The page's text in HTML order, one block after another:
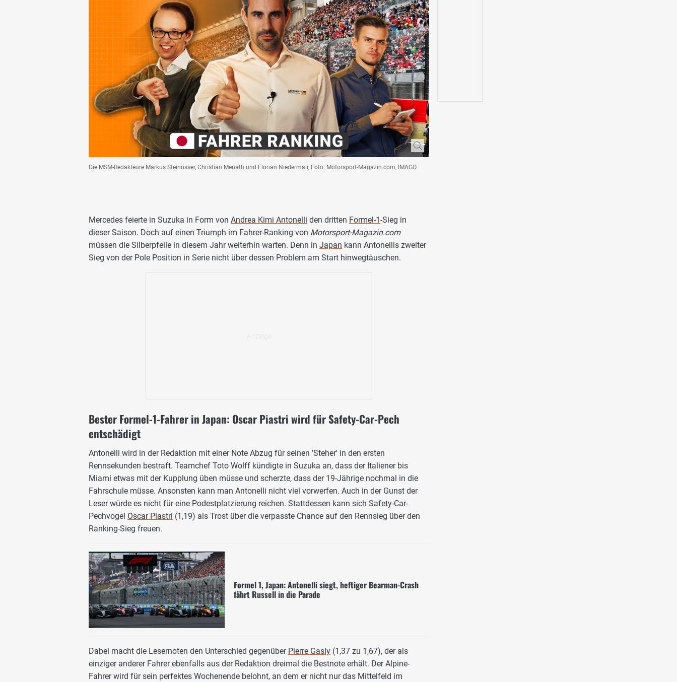
Die MSM-Redakteure Markus Steinrisser, Christian Menath und Florian Niedermair, Foto: Motorsport-Magazin.com, IMAGO
Mercedes feierte in Suzuka in Form von Andrea Kimi Antonelli den dritten Formel-1-Sieg in
dieser Saison. Doch auf einen Triumph im Fahrer-Ranking von Motorsport-Magazin.com
müssen die Silberpfeile in diesem Jahr weiterhin warten. Denn in Japan kann Antonellis zweiter
Sieg von der Pole Position in Serie nicht über dessen Problem am Start hinwegtäuschen.
Bester Formel-1-Fahrer in Japan: Oscar Piastri wird für Safety-Car-Pech
entschädigt
Antonelli wird in der Redaktion mit einer Note Abzug für seinen 'Steher' in den ersten
Rennsekunden bestraft. Teamchef Toto Wolff kündigte in Suzuka an, dass der Italiener bis
Miami etwas mit der Kupplung üben müsse und scherzte, dass der 19-Jährige nochmal in die
Fahrschule müsse. Ansonsten kann man Antonelli nicht viel vorwerfen. Auch in der Gunst der
Leser würde es nicht für eine Podestplatzierung reichen. Stattdessen kann sich Safety-Car-
Pechvogel Oscar Piastri (1,19) als Trost über die verpasste Chance auf den Rennsieg über den
Ranking-Sieg freuen.
Formel 1, Japan: Antonelli siegt, heftiger Bearman-Crash
fährt Russell in die Parade
Dabei macht die Lesernoten den Unterschied gegenüber Pierre Gasly (1,37 zu 1,67), der als
einziger anderer Fahrer ebenfalls aus der Redaktion dreimal die Bestnote erhält. Der Alpine-
Fahrer wird für sein perfektes Wochenende belohnt, an dem er nicht nur das Mittelfeld im